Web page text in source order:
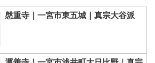
慇重寺｜一宮市東五城｜真宗大谷派